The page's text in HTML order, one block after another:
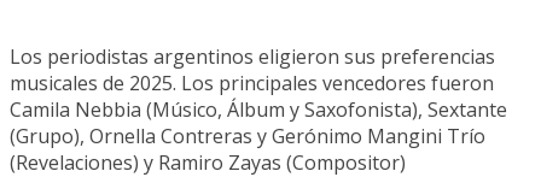
Los periodistas argentinos eligieron sus preferencias
musicales de 2025. Los principales vencedores fueron
Camila Nebbia (Músico, Álbum y Saxofonista), Sextante
(Grupo), Ornella Contreras y Gerónimo Mangini Trío
(Revelaciones) y Ramiro Zayas (Compositor)